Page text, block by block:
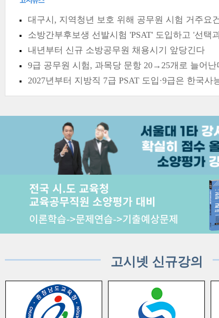
대구시, 지역청년 보호 위해 공무원 시험 거주요
소방간부후보생 선발시험 'PSAT' 도입하고 '선택
내년부터 신규 소방공무원 채용시기 앞당긴다
9급 공무원 시험, 과목당 문항 20→25개로 늘어난
2027년부터 지방직 7급 PSAT 도입·9급은 한국사능력검정으로 대
고시넷 신규강의